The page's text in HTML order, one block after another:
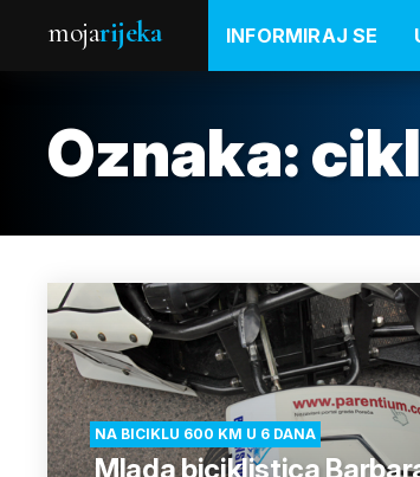
mojarijeka INFORMIRAJ SE
Oznaka:
NA BICIKLU 600 KM U 6 DANA
Mlada biciklistica